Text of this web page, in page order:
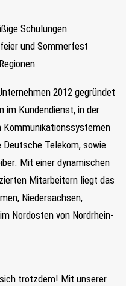
Schulungen
und Sommerfest
2012 gegründet
im Kundendienst, in der
Kommunikationssystemen
Telekom, sowie
Mit einer dynamischen
Mitarbeitern liegt das
Niedersachsen,
Nordosten von Nordrhein-
trotzdem! Mit unserer